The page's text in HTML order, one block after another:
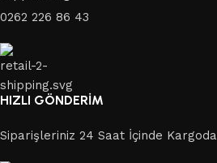
0262 226 86 43
HIZLI GÖNDERİM
Siparişleriniz 24 Saat İçinde Kargoda